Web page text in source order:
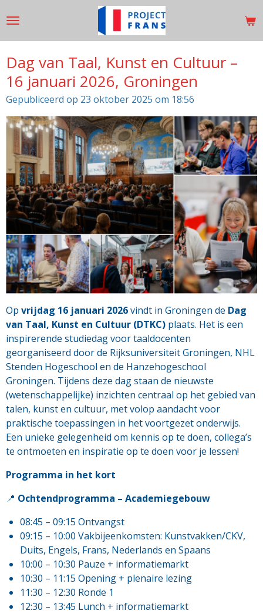
direct
naar
hoofdinhoud
Dag van Taal, Kunst en Cultuur –
16 januari 2026, Groningen
Gepubliceerd op 23 oktober 2025 om 18:56
Op vrijdag 16 januari 2026vindt in Groningen de Dag
van Taal, Kunst en Cultuur (DTKC) plaats. Het is een
inspirerende studiedag voor taaldocenten
georganiseerd door de Rijksuniversiteit Groningen, NHL
Stenden Hogeschool en de Hanzehogeschool
Groningen. Tijdens deze dag staan de nieuwste
(wetenschappelijke) inzichten centraal op het gebied van
talen, kunst en cultuur, met volop aandacht voor
praktische toepassingen in het voortgezet onderwijs.
Een unieke gelegenheid om kennis op te doen, collega’s
te ontmoeten en inspiratie op te doen voor je lessen!
Programma in het kort
📍 Ochtendprogramma – Academiegebouw
08:45 – 09:15 Ontvangst
09:15 – 10:00 Vakbijeenkomsten: Kunstvakken/CKV,
Duits, Engels, Frans, Nederlands en Spaans
10:00 – 10:30 Pauze + informatiemarkt
10:30 – 11:15 Opening + plenaire lezing
11:30 – 12:30 Ronde 1
12:30 – 13:45 Lunch + informatiemarkt